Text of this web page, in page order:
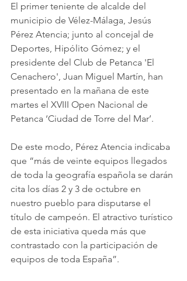
El primer teniente de alcalde del
municipio de Vélez-Málaga, Jesús
Pérez Atencia; junto al concejal de
Deportes, Hipólito Gómez; y el
presidente del Club de Petanca 'El
Cenachero', Juan Miguel Martín, han
presentado en la mañana de este
martes el XVIII Open Nacional de
Petanca ‘Ciudad de Torre del Mar’.
De este modo, Pérez Atencia indicaba
que “más de veinte equipos llegados
de toda la geografía española se darán
cita los días 2 y 3 de octubre en
nuestro pueblo para disputarse el
título de campeón. El atractivo turístico
de esta iniciativa queda más que
contrastado con la participación de
equipos de toda España”.